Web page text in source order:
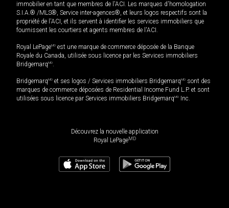
immobilier en tant que membres de l'ACI. Les marques d'homologation
S.I.A.® /MLS®, Service inter-agences®, et leurs logos respectifs sont la
propriété de l'ACI, et ils servent à identifier les services immobiliers que
fournissent les courtiers et agents membres de l'ACI.
Royal LePageMD est une marque de commerce déposée de la Banque
Royale du Canada, utilisée sous licence par les Services immobiliers
BridgemarqMD.
BridgemarqMD et ses logos / Services immobiliers BridgemarqMD sont des
marques de commerce déposées de Residential Income Fund L.P. et sont
utilisées sous licence par Services immobiliers BridgemarqMD Inc.
Découvrez la nouvelle application
Royal LePageMD